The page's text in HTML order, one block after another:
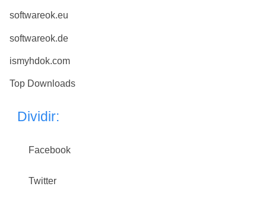
softwareok.eu
softwareok.de
ismyhdok.com
Top Downloads
Dividir:
Facebook
Twitter